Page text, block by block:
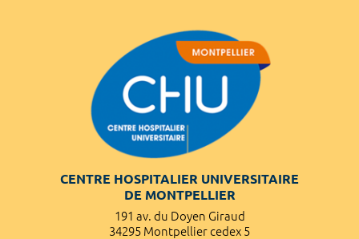
CENTRE HOSPITALIER UNIVERSITAIRE
DE MONTPELLIER
191 av. du Doyen Giraud
34295 Montpellier cedex 5